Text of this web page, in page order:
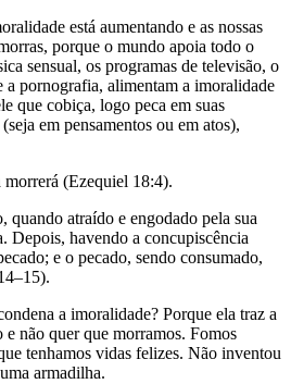
está aumentando e as nossas
porque o mundo apoia todo o
sensual, os programas de televisão, o
a pornografia, alimentam a imoralidade
que cobiça, logo peca em suas
em pensamentos ou em atos),
morrerá (Ezequiel 18:4).
quando atraído e engodado pela sua
Depois, havendo a concupiscência
e o pecado, sendo consumado,
a imoralidade? Porque ela traz a
e não quer que morramos. Fomos
tenhamos vidas felizes. Não inventou
armadilha.